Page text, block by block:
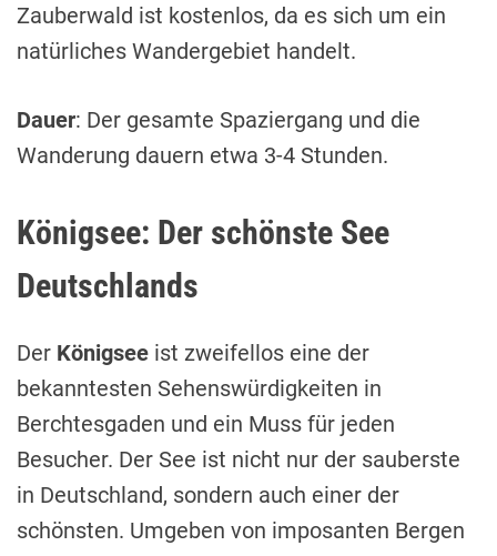
Zauberwald ist kostenlos, da es sich um ein
natürliches Wandergebiet handelt.
Dauer: Der gesamte Spaziergang und die
Wanderung dauern etwa 3-4 Stunden.
Königsee: Der schönste See
Deutschlands
Der Königsee ist zweifellos eine der
bekanntesten Sehenswürdigkeiten in
Berchtesgaden und ein Muss für jeden
Besucher. Der See ist nicht nur der sauberste
in Deutschland, sondern auch einer der
schönsten. Umgeben von imposanten Bergen